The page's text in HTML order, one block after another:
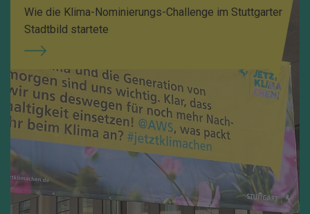
Wie die Klima-Nominierungs-Challenge im Stuttgarter
Stadtbild startete